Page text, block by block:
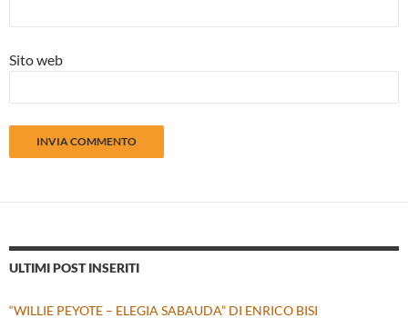
Sito web
ULTIMI POST INSERITI
“WILLIE PEYOTE – ELEGIA SABAUDA” DI ENRICO BISI